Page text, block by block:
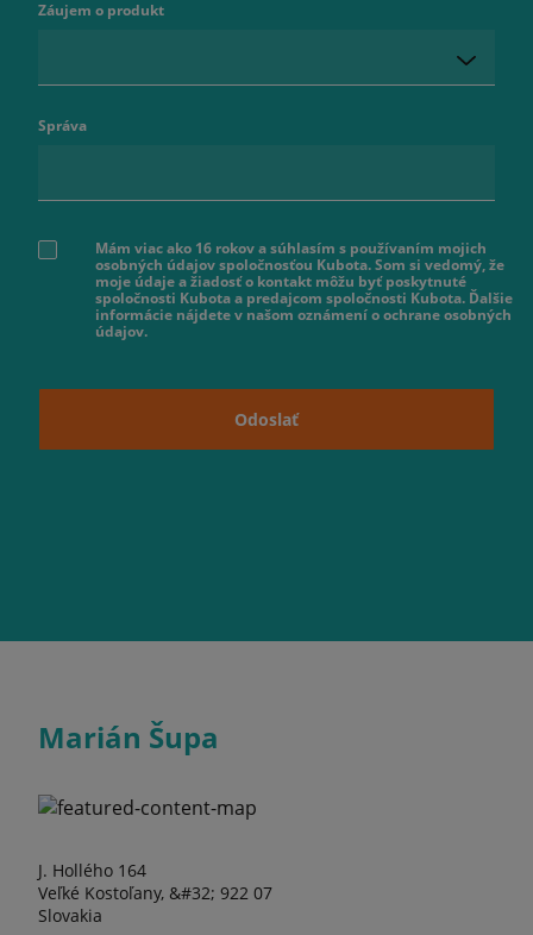
Záujem o produkt
Správa
Mám viac ako 16 rokov a súhlasím s používaním mojich
osobných údajov spoločnosťou Kubota. Som si vedomý, že
moje údaje a žiadosť o kontakt môžu byť poskytnuté
spoločnosti Kubota a predajcom spoločnosti Kubota. Ďalšie
informácie nájdete v našom oznámení o ochrane osobných
údajov.
Odoslať
Marián Šupa
J. Hollého 164
Veľké Kostoľany, &#32; 922 07
Slovakia